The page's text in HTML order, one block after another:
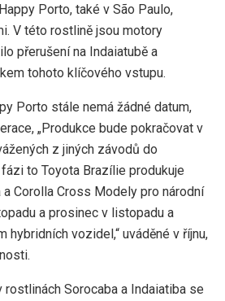
Porto, také v São Paulo,
V této rostlině jsou motory
přerušení na Indaiatubě a
tohoto klíčového vstupu.
Porto stále nemá žádné datum,
„Produkce bude pokračovat v
z jiných závodů do
to Toyota Brazílie produkuje
Corolla Cross Modely pro národní
a prosinec v listopadu a
hybridních vozidel,“ uváděné v říjnu,
Sorocaba a Indaiatiba se